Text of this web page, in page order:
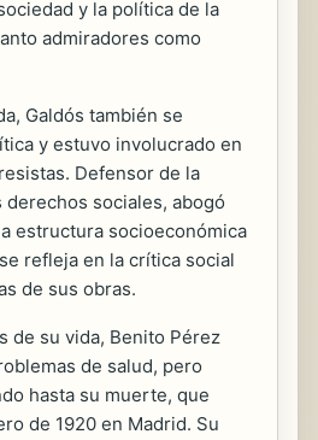
y la política de la
admiradores como
Galdós también se
y estuvo involucrado en
Defensor de la
sociales, abogó
estructura socioeconómica
refleja en la crítica social
de sus obras.
de su vida, Benito Pérez
de salud, pero
hasta su muerte, que
de 1920 en Madrid. Su